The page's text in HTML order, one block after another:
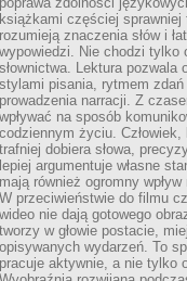
książkami częściej sprawniej
rozumieją znaczenia słów i
wypowiedzi. Nie chodzi tylko
słownictwa. Lektura pozwala
stylami pisania, rytmem zdań
prowadzenia narracji. Z
wpływać na sposób
codziennym życiu.
trafniej dobiera słowa,
lepiej argumentuje własne
mają również ogromny
W przeciwieństwie do filmu
wideo nie dają gotowego
tworzy w głowie postacie,
opisywanych wydarzeń. To
pracuje aktywnie, a nie tylko